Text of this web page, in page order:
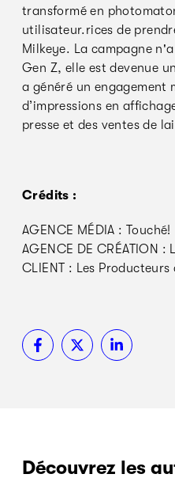
transformé en
utilisateur.rices de
Milkeye. La campagne
Gen Z, elle est devenue
a généré un engagement
d’impressions en
presse et des ventes de
Crédits :
AGENCE MÉDIA : Touché!
AGENCE DE CRÉATION :
CLIENT : Les
Découvrez les